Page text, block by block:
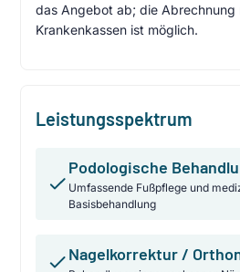
das Angebot ab; die Abrechnung
Krankenkassen ist möglich.
Leistungsspektrum
Podologische
Umfassende Fußpflege und
Basisbehandlung
Nagelkorrektur /